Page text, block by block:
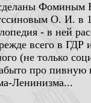
О. И. в
- в ней
всего в
(не только
про
Ленинизма...